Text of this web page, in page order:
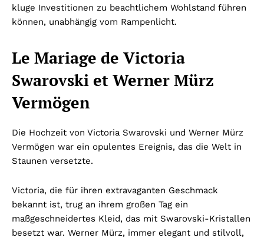
kluge Investitionen zu beachtlichem Wohlstand führen
können, unabhängig vom Rampenlicht.
Le Mariage de Victoria
Swarovski et Werner Mürz
Vermögen
Die Hochzeit von Victoria Swarovski und Werner Mürz
Vermögen war ein opulentes Ereignis, das die Welt in
Staunen versetzte.
Victoria, die für ihren extravaganten Geschmack
bekannt ist, trug an ihrem großen Tag ein
maßgeschneidertes Kleid, das mit Swarovski-Kristallen
besetzt war. Werner Mürz, immer elegant und stilvoll,